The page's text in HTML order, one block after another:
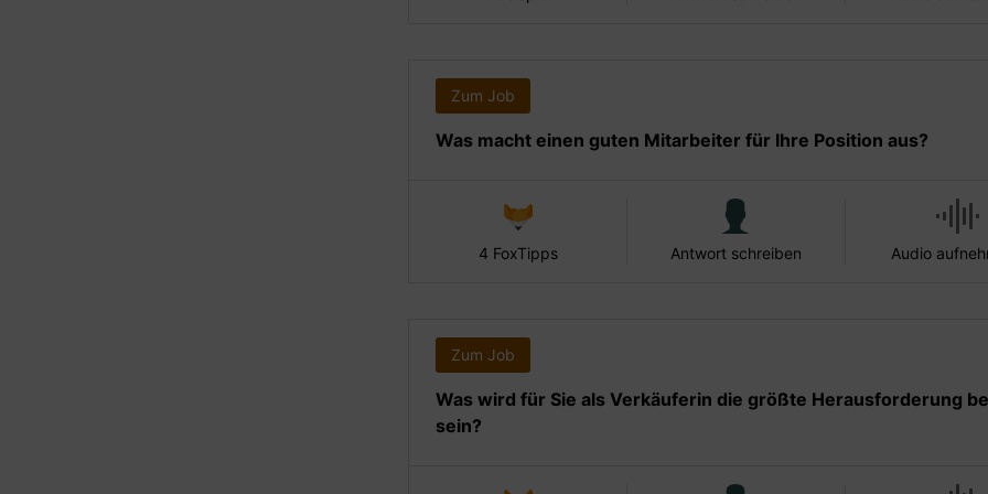
Zum Job
Was macht einen guten Mitarbeiter für Ihre Position aus?
4 FoxTipps Antwort schreiben Audio
Zum Job
Was wird für Sie als Verkäuferin die größte Herausforderung
sein?